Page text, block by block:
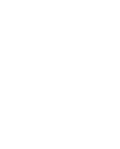
M2)